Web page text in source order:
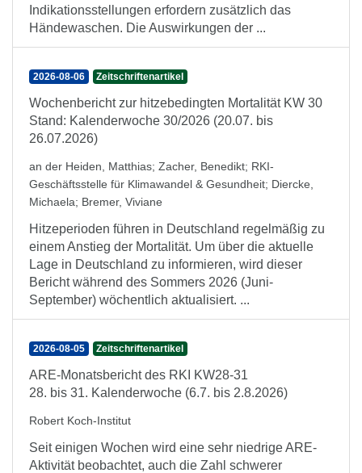
Indikationsstellungen erfordern zusätzlich das
Händewaschen. Die Auswirkungen der ...
2026-08-06 Zeitschriftenartikel
Wochenbericht zur hitzebedingten Mortalität KW 30
Stand: Kalenderwoche 30/2026 (20.07. bis
26.07.2026)
an der Heiden, Matthias; Zacher, Benedikt; RKI-
Geschäftsstelle für Klimawandel & Gesundheit; Diercke,
Michaela; Bremer, Viviane
Hitzeperioden führen in Deutschland regelmäßig zu
einem Anstieg der Mortalität. Um über die aktuelle
Lage in Deutschland zu informieren, wird dieser
Bericht während des Sommers 2026 (Juni-
September) wöchentlich aktualisiert. ...
2026-08-05 Zeitschriftenartikel
ARE-Monatsbericht des RKI KW28-31
28. bis 31. Kalenderwoche (6.7. bis 2.8.2026)
Robert Koch-Institut
Seit einigen Wochen wird eine sehr niedrige ARE-
Aktivität beobachtet, auch die Zahl schwerer